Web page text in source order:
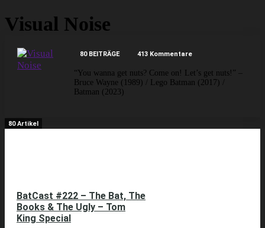
Visual Noise
80 BEITRÄGE 413 Kommentare
“You wanna get nuts? Come on! Let’s get nuts!” –
Bruce Wayne (1989) / Lego Batman (2017) /
Batman (2023)
80 Artikel
BatCast #222 – The Bat, The
Books & The Ugly – Tom
King Special